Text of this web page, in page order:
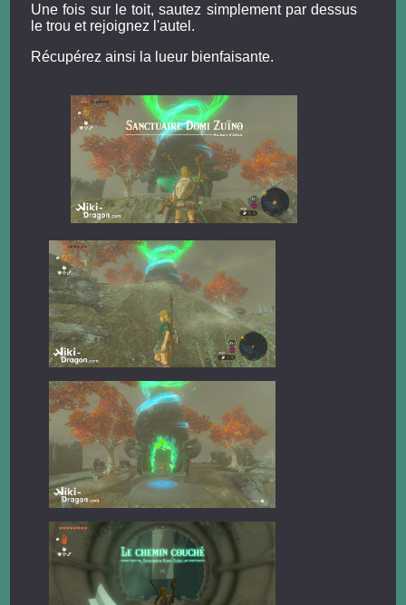
Une fois sur le toit, sautez simplement par dessus
le trou et rejoignez l'autel.
Récupérez ainsi la lueur bienfaisante.